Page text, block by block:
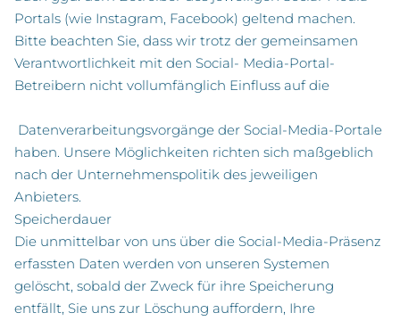
Portals (wie Instagram, Facebook) geltend machen.
Bitte beachten Sie, dass wir trotz der gemeinsamen
Verantwortlichkeit mit den Social- Media-Portal-
Betreibern nicht vollumfänglich Einfluss auf die
Datenverarbeitungsvorgänge der Social-Media-Portale
haben. Unsere Möglichkeiten richten sich maßgeblich
nach der Unternehmenspolitik des jeweiligen
Anbieters.
Speicherdauer
Die unmittelbar von uns über die Social-Media-Präsenz
erfassten Daten werden von unseren Systemen
gelöscht, sobald der Zweck für ihre Speicherung
entfällt, Sie uns zur Löschung auffordern, Ihre